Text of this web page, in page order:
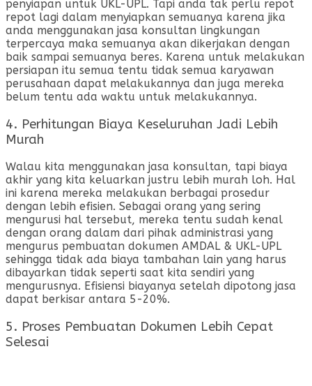
penyiapan untuk UKL-UPL. Tapi anda tak perlu repot
repot lagi dalam menyiapkan semuanya karena jika
anda menggunakan jasa konsultan lingkungan
terpercaya maka semuanya akan dikerjakan dengan
baik sampai semuanya beres. Karena untuk melakukan
persiapan itu semua tentu tidak semua karyawan
perusahaan dapat melakukannya dan juga mereka
belum tentu ada waktu untuk melakukannya.
4. Perhitungan Biaya Keseluruhan Jadi Lebih
Murah
Walau kita menggunakan jasa konsultan, tapi biaya
akhir yang kita keluarkan justru lebih murah loh. Hal
ini karena mereka melakukan berbagai prosedur
dengan lebih efisien. Sebagai orang yang sering
mengurusi hal tersebut, mereka tentu sudah kenal
dengan orang dalam dari pihak administrasi yang
mengurus pembuatan dokumen AMDAL & UKL-UPL
sehingga tidak ada biaya tambahan lain yang harus
dibayarkan tidak seperti saat kita sendiri yang
mengurusnya. Efisiensi biayanya setelah dipotong jasa
dapat berkisar antara 5-20%.
5. Proses Pembuatan Dokumen Lebih Cepat
Selesai